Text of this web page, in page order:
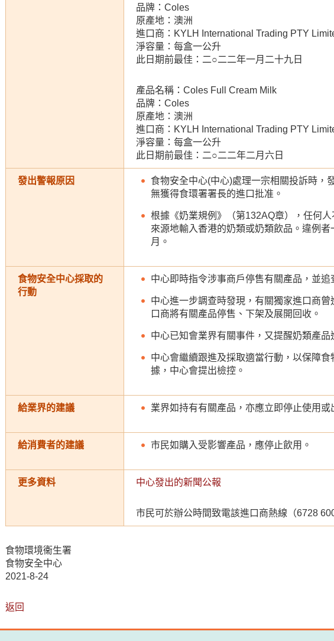
品牌：Coles
原產地：澳洲
進口商：KYLH International Trading PTY
淨容量：每盒一公升
此日期前最佳：二○二二年一月二十九日
產品名稱：Coles Full Cream Milk
品牌：Coles
原產地：澳洲
進口商：KYLH International Trading PTY
淨容量：每盒一公升
此日期前最佳：二○二二年二月六日
發出警報原因
食物安全中心(中心)處理一宗相關投訴時，
無獲得食環署署長的進口批准。
根據《奶業規例》（第132AQ章），任何
來源地輸入香港的奶類或奶類飲品。違例
月。
食物安全中心採取的
行動
中心即時指令涉事商戶停售有關產品，並追
中心進一步調查時發現，有關獨家進口商
口商將有關產品停售、下架及展開回收。
中心已知會業界有關事件，又提醒奶類產
中心會繼續跟進及採取適當行動，以保障
據，中心會提出檢控。
給業界的建議 業界如持有有關產品，亦應立即停止使用或
給消費者的建議 市民如購入受影響產品，應停止飲用。
更多資料 中心發出的新聞公報
市民可於辦公時間致電該進口商熱線（6728
食物環境衞生署
食物安全中心
2021-8-24
返回